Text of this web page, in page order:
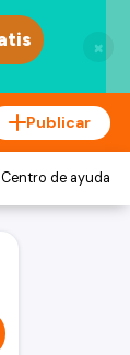
×
Publicar
Centro de ayuda